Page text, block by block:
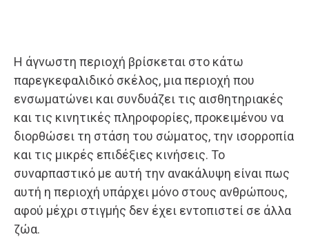
Η άγνωστη περιοχή βρίσκεται στο κάτω
παρεγκεφαλιδικό σκέλος, μια περιοχή που
ενσωματώνει και συνδυάζει τις αισθητηριακές
και τις κινητικές πληροφορίες, προκειμένου να
διορθώσει τη στάση του σώματος, την ισορροπία
και τις μικρές επιδέξιες κινήσεις. Το
συναρπαστικό με αυτή την ανακάλυψη είναι πως
αυτή η περιοχή υπάρχει μόνο στους ανθρώπους,
αφού μέχρι στιγμής δεν έχει εντοπιστεί σε άλλα
ζώα.